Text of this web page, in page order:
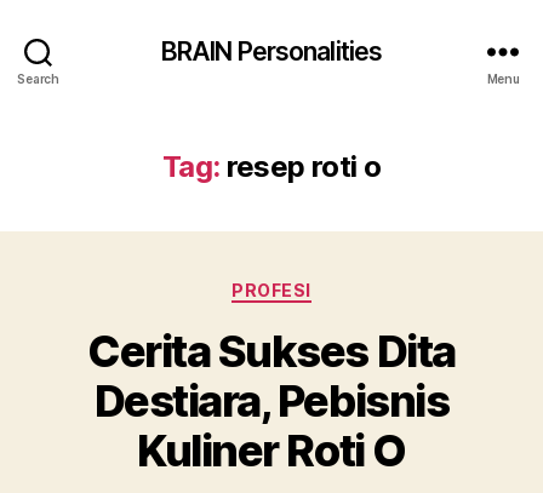
Search
BRAIN Personalities
Menu
Tag: resep roti o
Categories
PROFESI
Cerita Sukses Dita
Destiara, Pebisnis
Kuliner Roti O